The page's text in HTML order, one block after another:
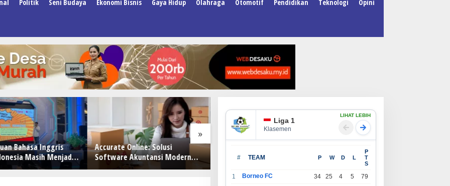
Politik Seni Budaya Ekonomi Bisnis Gaya Hidup Olahraga Otomotif Pendidikan Teknologi Opini
»
Bahasa Inggris
Masih Menjadi
Pendekatan
Accurate Online: Solusi
Software Akuntansi Modern
untuk Bisnis
Dimulai di Usia 20-an
Mengusung Sustainable dan
Smart Living, NARALOKA 2026
Hadirkan Karya Terbaik
Mahasiswa BINUS @Malang
Liga 1
Klasemen
LIHAT LEBIH
# TEAM P W D L
P
T
S
1 Borneo FC 34 25 4 5
79